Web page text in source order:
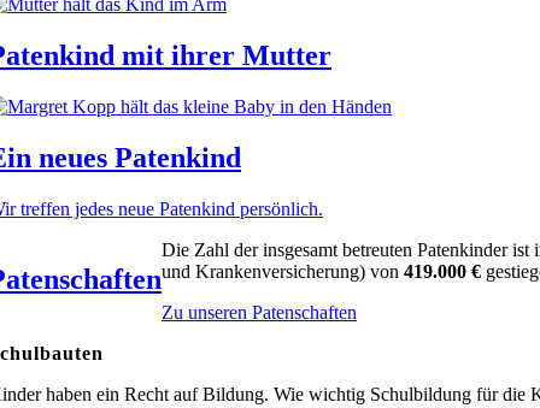
mit ihrer Mutter
neues Patenkind
treffen jedes neue Patenkind persönlich.
Die Zahl der insgesamt betreuten Patenkinder
und Krankenversicherung) von 419.000 €
Zu unseren Patenschaften
haben ein Recht auf Bildung. Wie wichtig Schulbildung für die